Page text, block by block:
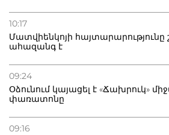
10:17
Մատվիենկոյի
ահազանգ է
09:24
Օձունում կայացել է «Ճախրուկ»
փառատոնը
09:16